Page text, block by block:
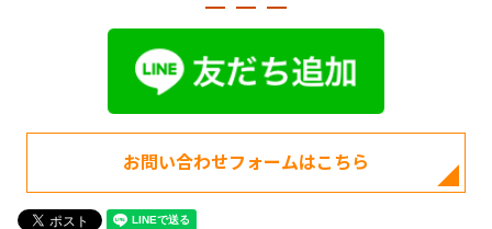
お問い合わせフォームはこちら